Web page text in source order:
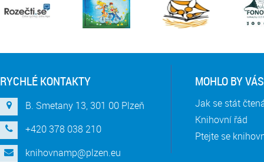
RYCHLÉ KONTAKTY
B. Smetany 13, 301 00 Plzeň
+420 378 038 210
knihovnamp@plzen.eu
MOHLO BY
Jak se stát
Knihovní řád
Ptejte se